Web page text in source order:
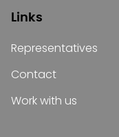
Links
Representatives
Contact
Work with us